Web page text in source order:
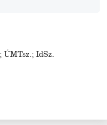
; ÚMTsz.; IdSz.